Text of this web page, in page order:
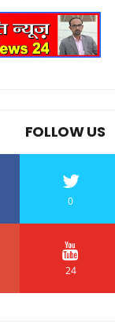
FOLLOW US
0
24